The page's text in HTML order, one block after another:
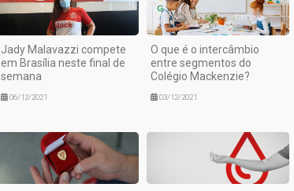
Jady Malavazzi compete
em Brasília neste final de
semana
06/12/2021
O que é o intercâmbio
entre segmentos do
Colégio Mackenzie?
03/12/2021